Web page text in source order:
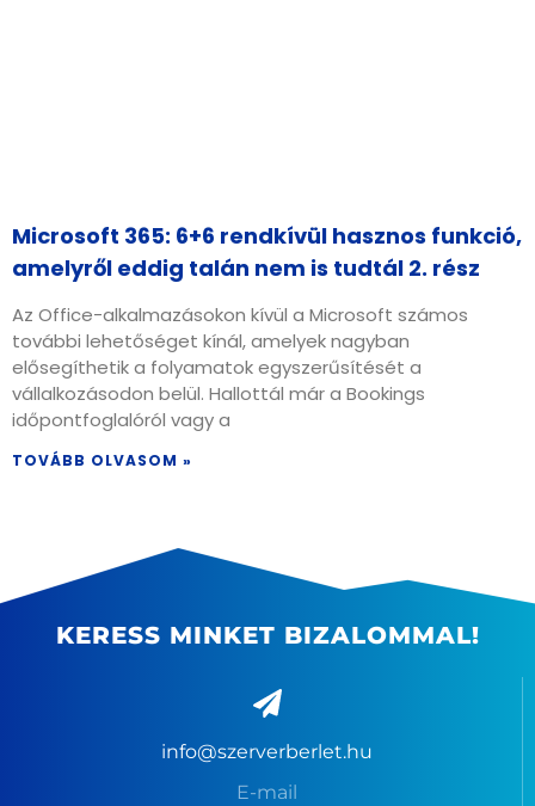
Microsoft 365: 6+6 rendkívül hasznos funkció,
amelyről eddig talán nem is tudtál 2. rész
Az Office-alkalmazásokon kívül a Microsoft számos
további lehetőséget kínál, amelyek nagyban
elősegíthetik a folyamatok egyszerűsítését a
vállalkozásodon belül. Hallottál már a Bookings
időpontfoglalóról vagy a
TOVÁBB OLVASOM »
KERESS MINKET BIZALOMMAL!
info@szerverberlet.hu
E-mail